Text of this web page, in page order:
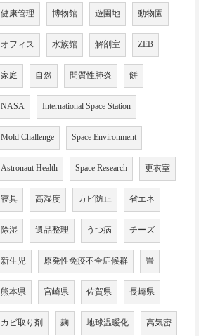
健康管理 博物館 遊園地 動物園
オフィス 水族館 解剖室 ZEB
家庭 自然 間質性肺炎 餅
NASA International Space Station
Mold Challenge Space Environment
Astronaut Health Space Research 更衣室
寝具 高湿度 カビ防止 省エネ
除湿 遺品整理 うつ病 チーズ
新生児 原発性免疫不全症候群 畳
熊本県 宮崎県 佐賀県 長崎県
カビ取り剤 麹 地球温暖化 高気密